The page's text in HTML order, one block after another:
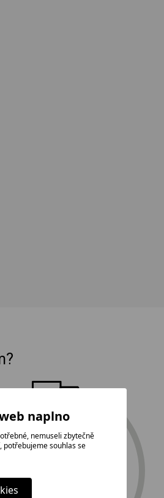
instalace zdarma
naplno
nemuseli zbytečně
potřebujeme souhlas se